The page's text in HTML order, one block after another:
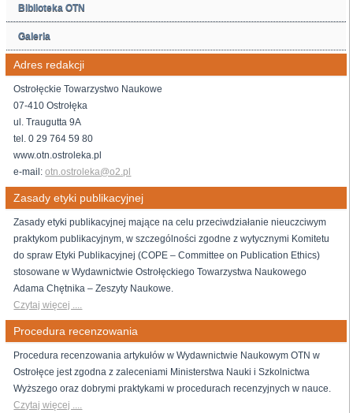
Biblioteka OTN
Galeria
Adres redakcji
Ostrołęckie Towarzystwo Naukowe
07-410 Ostrołęka
ul. Traugutta 9A
tel. 0 29 764 59 80
www.otn.ostroleka.pl
e-mail:otn.ostroleka@o2.pl
Zasady etyki publikacyjnej
Zasady etyki publikacyjnej mające na celu przeciwdziałanie nieuczciwym
praktykom publikacyjnym, w szczególności zgodne z wytycznymi Komitetu
do spraw Etyki Publikacyjnej (COPE – Committee on Publication Ethics)
stosowane w Wydawnictwie Ostrołęckiego Towarzystwa Naukowego
Adama Chętnika – Zeszyty Naukowe.
Czytaj więcej ....
Procedura recenzowania
Procedura recenzowania artykułów w Wydawnictwie Naukowym OTN w
Ostrołęce jest zgodna z zaleceniami Ministerstwa Nauki i Szkolnictwa
Wyższego oraz dobrymi praktykami w procedurach recenzyjnych w nauce.
Czytaj więcej ....